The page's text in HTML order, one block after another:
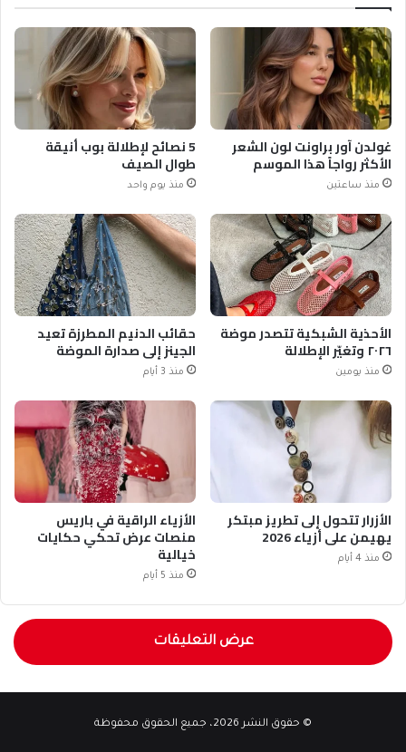
غولدن آور براونت لون الشعر
الأكثر رواجاً هذا الموسم
منذ ساعتين
5 نصائح لإطلالة بوب أنيقة
طوال الصيف
منذ يوم واحد
الأحذية الشبكية تتصدر موضة
٢٠٢٦ وتغيّر الإطلالة
منذ يومين
حقائب الدنيم المطرزة تعيد
الجينز إلى صدارة الموضة
منذ 3 أيام
الأزرار تتحول إلى تطريز مبتكر
يهيمن على أزياء 2026
منذ 4 أيام
الأزياء الراقية في باريس
منصات عرض تحكي حكايات
خيالية
منذ 5 أيام
عرض التعليقات
© حقوق النشر 2026، جميع الحقوق محفوظة